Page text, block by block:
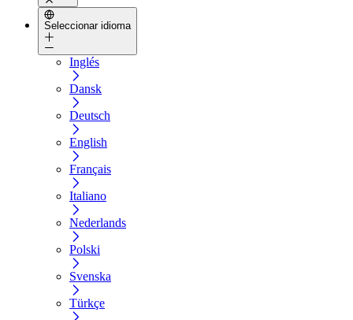
Seleccionar idioma
Inglés
Dansk
Deutsch
English
Français
Italiano
Nederlands
Polski
Svenska
Türkçe